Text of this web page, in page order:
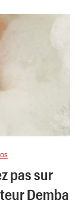
pas sur
Demba